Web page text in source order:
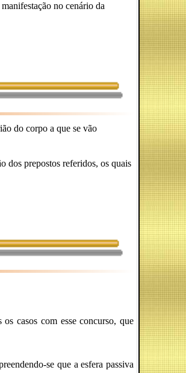
no cenário da
do corpo a que se vão
dos prepostos referidos, os quais
casos com esse concurso, que
se que a esfera passiva